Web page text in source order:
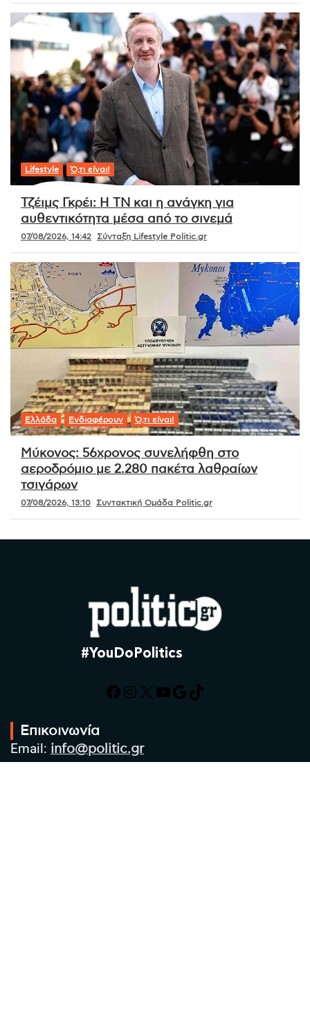
Lifestyle Ό,τι είναι!
Τζέιμς Γκρέι: Η ΤΝ και η ανάγκη για
αυθεντικότητα μέσα από το σινεμά
07/08/2026, 14:42 Σύνταξη Lifestyle Politic.gr
Ελλάδα Ενδιαφέρουν Ό,τι είναι!
Μύκονος: 56χρονος συνελήφθη στο
αεροδρόμιο με 2.280 πακέτα λαθραίων
τσιγάρων
07/08/2026, 13:10 Συντακτική Ομάδα Politic.gr
#YouDoPolitics
Facebook
Instagram
X YouTube
Google
TikTok
Επικοινωνία
Email: info@politic.gr
Τηλ: